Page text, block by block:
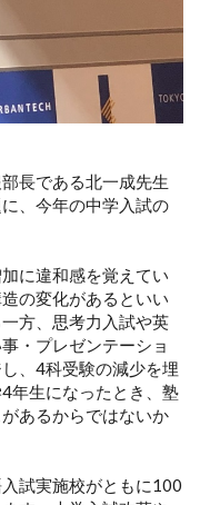
長である北一成先生
、今年の中学入試の
に違和感を覚えてい
の変化があるといい
方、思考力入試や英
・プレゼンテーショ
、4科受験の減少を埋
年生になったとき、塾
あるからではないか
試実施校がともに100